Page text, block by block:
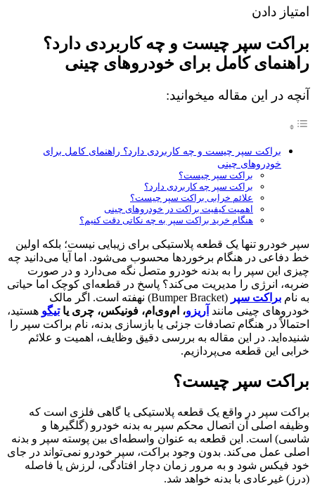
امتیاز دادن
براکت سپر چیست و چه کاربردی دارد؟
راهنمای کامل برای خودروهای چینی
آنچه در این مقاله میخوانید:
براکت سپر چیست و چه کاربردی دارد؟ راهنمای کامل برای
خودروهای چینی
براکت سپر چیست؟
براکت سپر چه کاربردی دارد؟
علائم خرابی براکت سپر چیست؟
اهمیت کیفیت براکت در خودروهای چینی
هنگام خرید براکت سپر به چه نکاتی دقت کنیم؟
سپر خودرو تنها یک قطعه پلاستیکی برای زیبایی نیست؛ بلکه اولین
خط دفاعی در هنگام برخوردها محسوب می‌شود. اما آیا می‌دانید چه
چیزی این سپر را به بدنه خودرو متصل نگه می‌دارد و در صورت
ضربه، انرژی را مدیریت می‌کند؟ پاسخ در قطعه‌ای کوچک اما حیاتی
به نام براکت سپر
(Bumper Bracket) نهفته است. اگر مالک
خودروهای چینی مانند آریزو، ام‌وی‌ام، فونیکس، چری یاتیگو هستید،
احتمالاً در هنگام تصادفات جزئی یا بازسازی بدنه، نام براکت سپر را
شنیده‌اید. در این مقاله به بررسی دقیق وظایف، اهمیت و علائم
خرابی این قطعه می‌پردازیم.
براکت سپر چیست؟
براکت سپر در واقع یک قطعه پلاستیکی یا گاهی فلزی است که
وظیفه اصلی آن اتصال محکم سپر به بدنه خودرو (گلگیرها و
شاسی) است. این قطعه به عنوان واسطه‌ای بین پوسته سپر و بدنه
اصلی عمل می‌کند. بدون وجود براکت، سپر خودرو نمی‌تواند در جای
خود فیکس شود و به مرور زمان دچار افتادگی، لرزش یا فاصله
(درز) غیرعادی با بدنه خواهد شد.